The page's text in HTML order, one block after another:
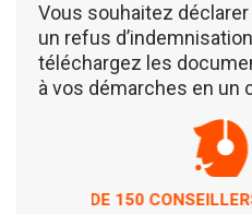
Vous souhaitez
un refus
téléchargez les
à vos démarches en un
ASSISTANCE 7